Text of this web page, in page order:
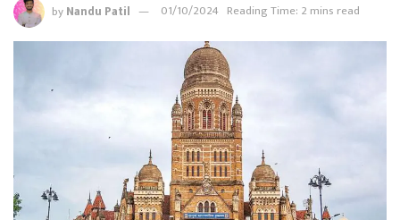
byNandu Patil 01/10/2024 Reading Time: 2 mins read